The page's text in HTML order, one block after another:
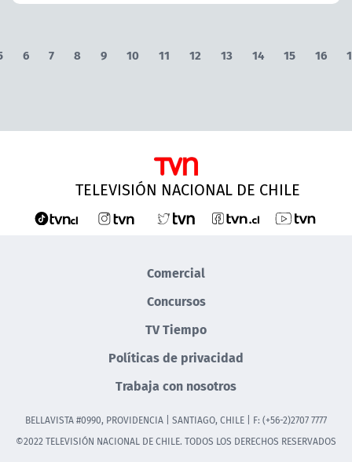
6 7 8 9 10 11 12 13 14 15 16
TELEVISIÓN NACIONAL DE CHILE
Comercial
Concursos
TV Tiempo
Políticas de privacidad
Trabaja con nosotros
BELLAVISTA #0990, PROVIDENCIA | SANTIAGO, CHILE | F: (+56-2)2707 7777
©2022 TELEVISIÓN NACIONAL DE CHILE. TODOS LOS DERECHOS RESERVADOS